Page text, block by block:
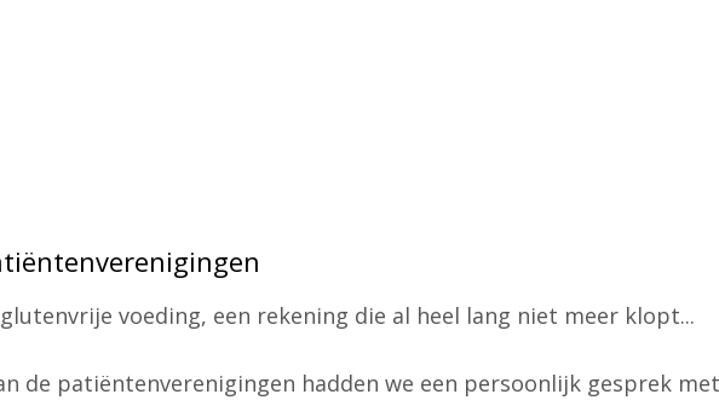
voeding, een rekening die al heel lang niet meer klopt...
de patiëntenverenigingen hadden we een persoonlijk gesprek